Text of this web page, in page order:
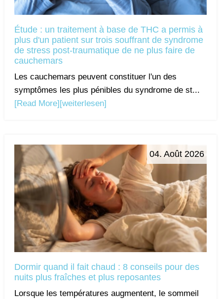
Étude : un traitement à base de THC a permis à
plus d'un patient sur trois souffrant de syndrome
de stress post-traumatique de ne plus faire de
cauchemars
Les cauchemars peuvent constituer l'un des
symptômes les plus pénibles du syndrome de st...
[Read More] [weiterlesen]
04. Août 2026
Dormir quand il fait chaud : 8 conseils pour des
nuits plus fraîches et plus reposantes
Lorsque les températures augmentent, le sommeil